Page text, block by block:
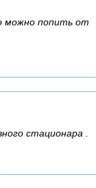
можно попить от
стационара .